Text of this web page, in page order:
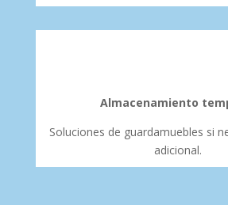
Almacenamiento
Soluciones de guardamuebles si
adicional.